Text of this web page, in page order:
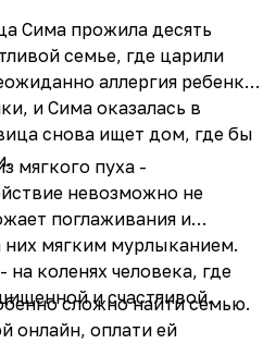
Сима прожила десять
семье, где царили
аллергия ребенка
и Сима оказалась в
снова ищет дом, где бы
мягкого пуха -
невозможно не
поглаживания и
них мягким мурлыканием.
коленях человека, где
и счастливой.
сложно найти семью.
онлайн, оплати ей